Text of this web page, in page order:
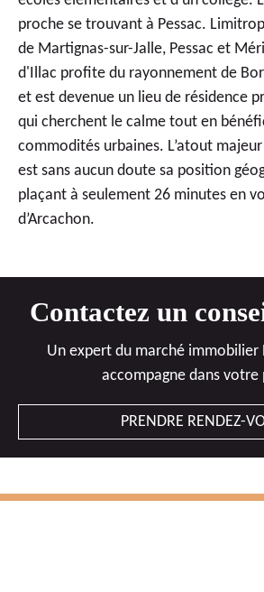
proche se trouvant à Pessac.
de Martignas-sur-Jalle, Pessac et
d'Illac profite du rayonnement de
et est devenue un lieu de résidence
qui cherchent le calme tout en
commodités urbaines. L’atout
est sans aucun doute sa position
plaçant à seulement 26 minutes en
d’Arcachon.
Contactez un
Un expert du marché immobilier
accompagne dans
PRENDRE RENDEZ-